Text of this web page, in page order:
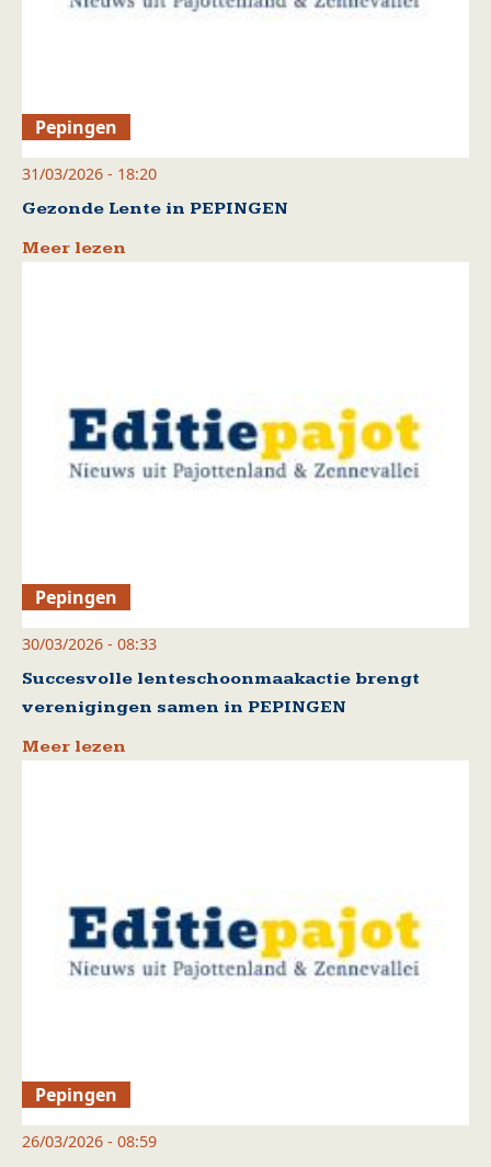
Pepingen
31/03/2026 - 18:20
Gezonde Lente in PEPINGEN
Meer lezen
Pepingen
30/03/2026 - 08:33
Succesvolle lenteschoonmaakactie brengt
verenigingen samen in PEPINGEN
Meer lezen
Pepingen
26/03/2026 - 08:59